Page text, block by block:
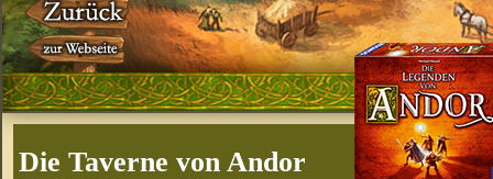
Die Taverne von Andor